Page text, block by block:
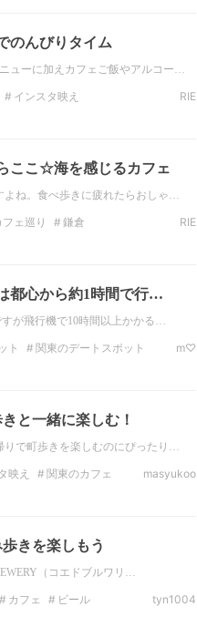
のんびりタイム
ューに加えカフェご飯やアルコー…
インスタ映え
RIE
ここ☆海を感じるカフェ
よね。食べ歩きに疲れたらおしゃ…
フェ巡り
鎌倉
RIE
都心から約1時間で行…
が飛行機で10時間以上かかる…
ト
関東のデートスポット
m♡
と一緒に楽しむ！
りで町歩きを楽しむのにぴったり…
映え
関東のカフェ
masyukoo
きを楽しもう
（コエドブルワリ…
カフェ
ビール
tyn1004